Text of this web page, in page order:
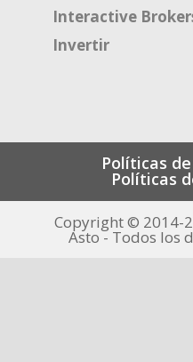
Interactive
Invertir
Políticas
Políticas
Copyright © 2014-
Asto - Todos los